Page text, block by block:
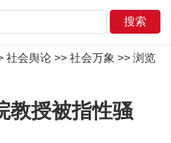
社会舆论>> 社会万象 >> 浏览
教授被指性骚